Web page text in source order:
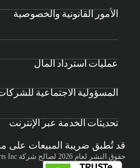
الأمور القانونية والخصوصية
عمليات استرداد المال
المسؤولية الاجتماعية
تحديثات الخدمة عبر الإنترنت
قد تُطبق ضريبة المبيعات على
حقوق النشر لعام 2026 لصالح شركة Electronic Arts Inc.